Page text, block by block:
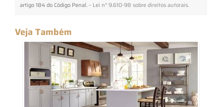
artigo 184 do Código Penal. – Lei n° 9.610-98 sobre direitos autorais.
Veja Também